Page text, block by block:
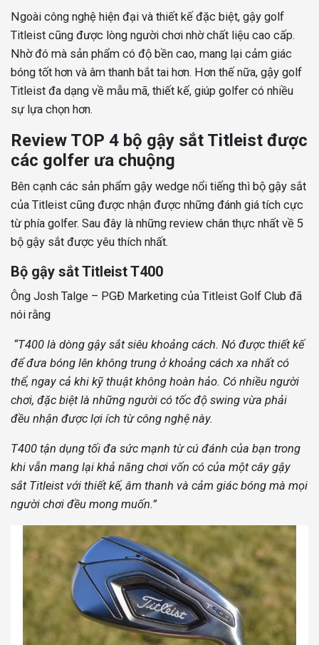
Ngoài công nghệ hiện đại và thiết kế đặc biệt, gậy golf
Titleist cũng được lòng người chơi nhờ chất liệu cao cấp.
Nhờ đó mà sản phẩm có độ bền cao, mang lại cảm giác
bóng tốt hơn và âm thanh bắt tai hơn. Hơn thế nữa, gậy golf
Titleist đa dạng về mẫu mã, thiết kế, giúp golfer có nhiều
sự lựa chọn hơn.
Review TOP 4 bộ gậy sắt Titleist được
các golfer ưa chuộng
Bên cạnh các sản phẩm gậy wedge nổi tiếng thì bộ gậy sắt
của Titleist cũng được nhận được những đánh giá tích cực
từ phía golfer. Sau đây là những review chân thực nhất về 5
bộ gậy sắt được yêu thích nhất.
Bộ gậy sắt Titleist T400
Ông Josh Talge – PGĐ Marketing của Titleist Golf Club đã
nói rằng
“T400 là dòng gậy sắt siêu khoảng cách. Nó được thiết kế
để đưa bóng lên không trung ở khoảng cách xa nhất có
thể, ngay cả khi kỹ thuật không hoàn hảo. Có nhiều người
chơi, đặc biệt là những người có tốc độ swing vừa phải
đều nhận được lợi ích từ công nghệ này.
T400 tận dụng tối đa sức mạnh từ cú đánh của bạn trong
khi vẫn mang lại khả năng chơi vốn có của một cây gậy
sắt Titleist với thiết kế, âm thanh và cảm giác bóng mà mọi
người chơi đều mong muốn.”